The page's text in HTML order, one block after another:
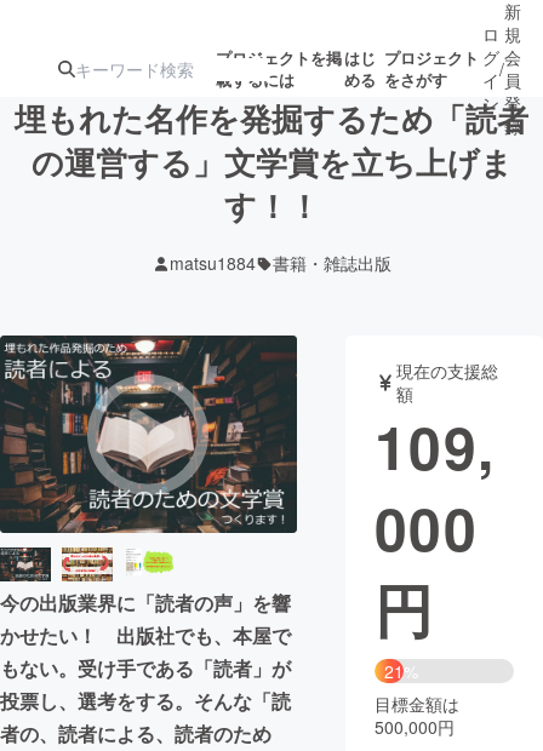
プロジェクトを掲
載するには
はじ
める
プロジェクト
をさがす
注目の新着プロ
ジェクト
募集終了が近いプ
テクノロジー・ガジェット
映像・映画 書籍・雑誌
ビジネス・起業 チャレンジ
まちづくり・地域活性化
CAMPFIRE for Social Good
CAMPFIRE Creation
CAMPFIREふるさと納税machi-ya コミュニティ
ロ
グ
イ
ン
/
新
規
会
員
登
録
埋もれた名作を発掘するため「読者
の運営する」文学賞を立ち上げま
す！！
matsu1884 書籍・雑誌出版
今の出版業界に「読者の声」を響
かせたい！ 出版社でも、本屋で
もない。受け手である「読者」が
投票し、選考をする。そんな「読
者の、読者による、読者のため
現在の支援総
額
109,
000
円
21%
目標金額は
500,000円